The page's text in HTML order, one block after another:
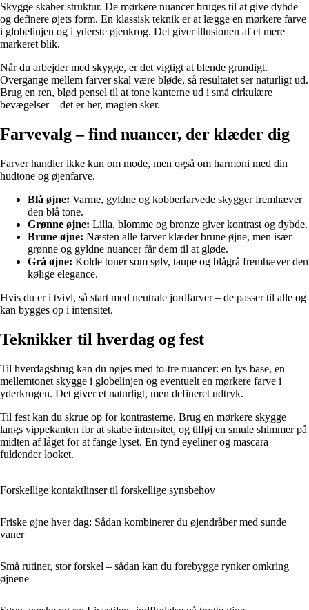
Skygge skaber struktur. De mørkere nuancer bruges til at give dybde
og definere øjets form. En klassisk teknik er at lægge en mørkere farve
i globelinjen og i yderste øjenkrog. Det giver illusionen af et mere
markeret blik.
Når du arbejder med skygge, er det vigtigt at blende grundigt.
Overgange mellem farver skal være bløde, så resultatet ser naturligt ud.
Brug en ren, blød pensel til at tone kanterne ud i små cirkulære
bevægelser – det er her, magien sker.
Farvevalg – find nuancer, der klæder dig
Farver handler ikke kun om mode, men også om harmoni med din
hudtone og øjenfarve.
Blå øjne: Varme, gyldne og kobberfarvede skygger fremhæver
den blå tone.
Grønne øjne: Lilla, blomme og bronze giver kontrast og dybde.
Brune øjne: Næsten alle farver klæder brune øjne, men især
grønne og gyldne nuancer får dem til at gløde.
Grå øjne: Kolde toner som sølv, taupe og blågrå fremhæver den
kølige elegance.
Hvis du er i tvivl, så start med neutrale jordfarver – de passer til alle og
kan bygges op i intensitet.
Teknikker til hverdag og fest
Til hverdagsbrug kan du nøjes med to-tre nuancer: en lys base, en
mellemtonet skygge i globelinjen og eventuelt en mørkere farve i
yderkrogen. Det giver et naturligt, men defineret udtryk.
Til fest kan du skrue op for kontrasterne. Brug en mørkere skygge
langs vippekanten for at skabe intensitet, og tilføj en smule shimmer på
midten af låget for at fange lyset. En tynd eyeliner og mascara
fuldender looket.
Forskellige kontaktlinser til forskellige synsbehov
Friske øjne hver dag: Sådan kombinerer du øjendråber med sunde
vaner
Små rutiner, stor forskel – sådan kan du forebygge rynker omkring
øjnene